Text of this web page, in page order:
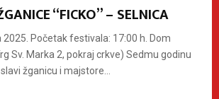
“FICKO” – SELNICA
2025. Početak festivala: 17:00 h. Dom
Sv. Marka 2, pokraj crkve) Sedmu godinu
žganicu i majstore...